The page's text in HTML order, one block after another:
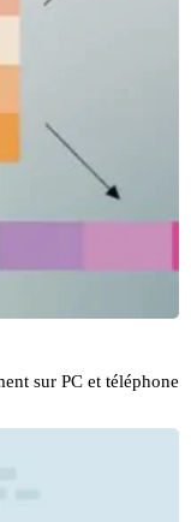
sur PC et téléphone